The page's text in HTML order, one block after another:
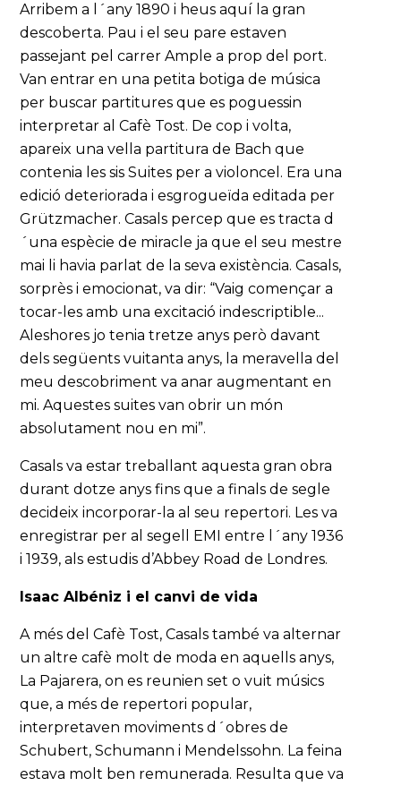
Arribem a l´any 1890 i heus aquí la gran
descoberta. Pau i el seu pare estaven
passejant pel carrer Ample a prop del port.
Van entrar en una petita botiga de música
per buscar partitures que es poguessin
interpretar al Cafè Tost. De cop i volta,
apareix una vella partitura de Bach que
contenia les sis Suites per a violoncel. Era una
edició deteriorada i esgrogueïda editada per
Grützmacher. Casals percep que es tracta d
´una espècie de miracle ja que el seu mestre
mai li havia parlat de la seva existència. Casals,
sorprès i emocionat, va dir: “Vaig començar a
tocar-les amb una excitació indescriptible...
Aleshores jo tenia tretze anys però davant
dels següents vuitanta anys, la meravella del
meu descobriment va anar augmentant en
mi. Aquestes suites van obrir un món
absolutament nou en mi”.
Casals va estar treballant aquesta gran obra
durant dotze anys fins que a finals de segle
decideix incorporar-la al seu repertori. Les va
enregistrar per al segell EMI entre l´any 1936
i 1939, als estudis d’Abbey Road de Londres.
Isaac Albéniz i el canvi de vida
A més del Cafè Tost, Casals també va alternar
un altre cafè molt de moda en aquells anys,
La Pajarera, on es reunien set o vuit músics
que, a més de repertori popular,
interpretaven moviments d´obres de
Schubert, Schumann i Mendelssohn. La feina
estava molt ben remunerada. Resulta que va